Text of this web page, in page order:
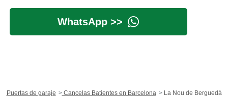
WhatsApp >>
Puertas de garaje Cancelas Batientes en Barcelona La Nou de Berguedà